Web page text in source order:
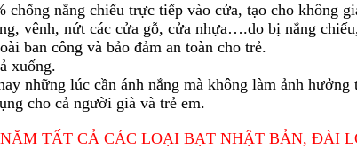
chống nắng chiếu trực tiếp vào cửa, tạo cho không
vênh, nứt các cửa gỗ, cửa nhựa….do bị nắng
ban công và bảo đảm an toàn cho trẻ.
xuống.
những lúc cần ánh nắng mà không làm ảnh
cho cả người già và trẻ em.
TẤT CẢ CÁC LOẠI BẠT NHẬT BẢN, ĐÀI